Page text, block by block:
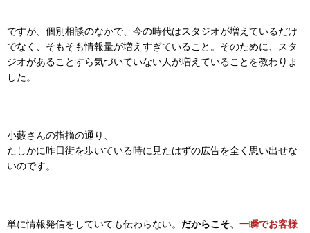
ですが、個別相談のなかで、今の時代はスタジオが増えているだけ
でなく、そもそも情報量が増えすぎていること。そのために、スタ
ジオがあることすら気づいていない人が増えていることを教わりま
した。
小藪さんの指摘の通り、
たしかに昨日街を歩いている時に見たはずの広告を全く思い出せな
いのです。
単に情報発信をしていても伝わらない。 だからこそ、 一瞬でお客様